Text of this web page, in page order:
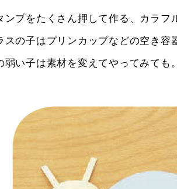
ンプをたくさん押して作る、カラフ
スの子はプリンカップなどの空き容
弱い子は素材を変えてやってみても。